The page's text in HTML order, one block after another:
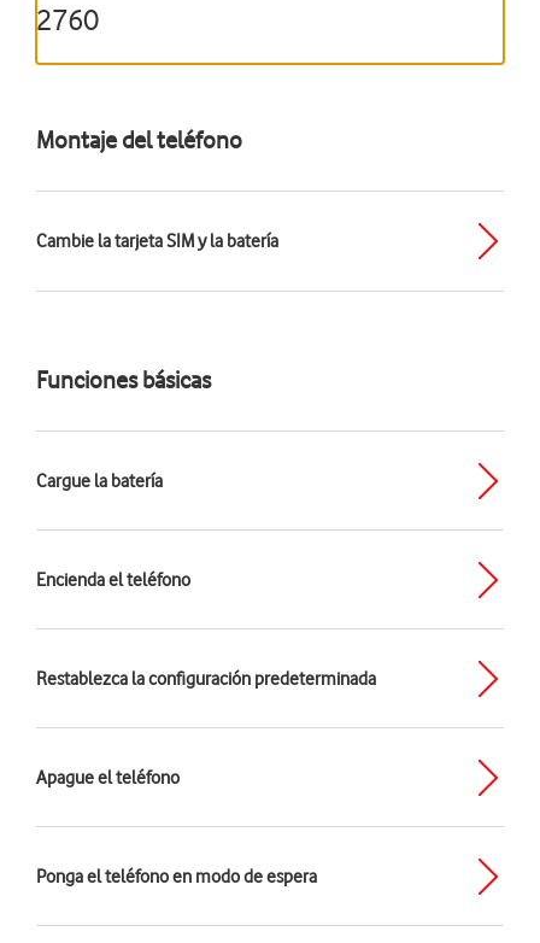
2760
Montaje del teléfono
Cambie la tarjeta SIM y la batería
Funciones básicas
Cargue la batería
Encienda el teléfono
Restablezca la configuración predeterminada
Apague el teléfono
Ponga el teléfono en modo de espera